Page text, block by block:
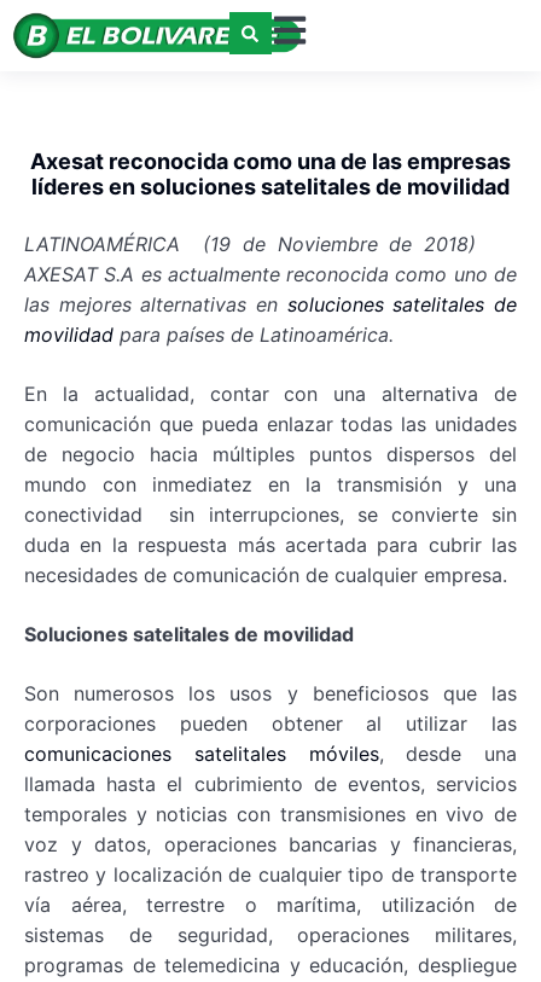
Axesat reconocida como una de las empresas
líderes en soluciones satelitales de movilidad
LATINOAMÉRICA (19 de Noviembre de 2018)
AXESAT S.A es actualmente reconocida como uno de
las mejores alternativas en soluciones satelitales de
movilidad para países de Latinoamérica.
En la actualidad, contar con una alternativa de
comunicación que pueda enlazar todas las unidades
de negocio hacia múltiples puntos dispersos del
mundo con inmediatez en la transmisión y una
conectividad sin interrupciones, se convierte sin
duda en la respuesta más acertada para cubrir las
necesidades de comunicación de cualquier empresa.
Soluciones satelitales de movilidad
Son numerosos los usos y beneficiosos que las
corporaciones pueden obtener al utilizar las
comunicaciones satelitales móviles, desde una
llamada hasta el cubrimiento de eventos, servicios
temporales y noticias con transmisiones en vivo de
voz y datos, operaciones bancarias y financieras,
rastreo y localización de cualquier tipo de transporte
vía aérea, terrestre o marítima, utilización de
sistemas de seguridad, operaciones militares,
programas de telemedicina y educación, despliegue